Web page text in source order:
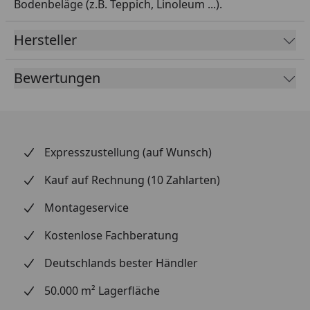
Bodenbeläge (z.B. Teppich, Linoleum ...).
Hersteller
Bewertungen
Expresszustellung (auf Wunsch)
Kauf auf Rechnung (10 Zahlarten)
Montageservice
Kostenlose Fachberatung
Deutschlands bester Händler
50.000 m² Lagerfläche